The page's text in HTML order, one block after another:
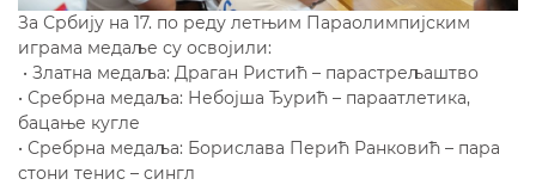
За Србију на 17. по реду летњим Параолимпијским
играма медаље су освојили:
• Златна медаља: Драган Ристић – парастрељаштво
• Сребрна медаља: Небојша Ђурић – параатлетика,
бацање кугле
• Сребрна медаља: Борислава Перић Ранковић – пара
стони тенис – сингл